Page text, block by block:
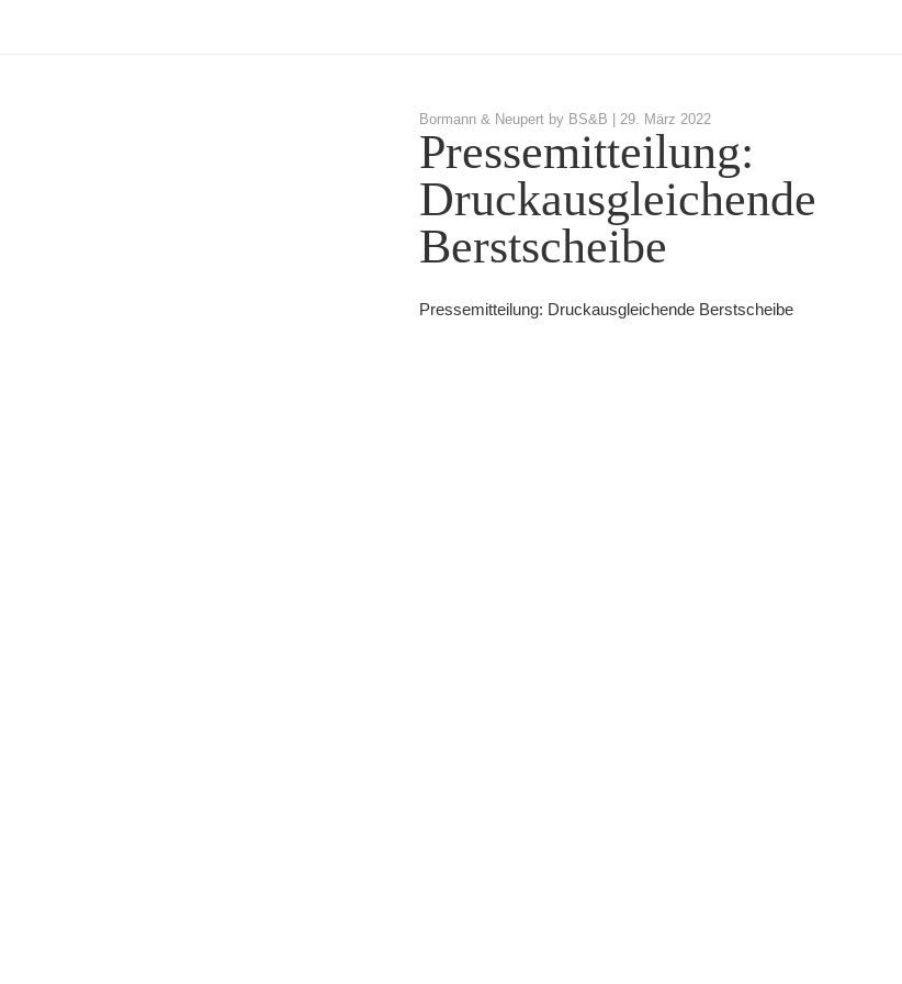
Bormann & Neupert by BS&B | 29. März 2022
Pressemitteilung:
Druckausgleichende
Berstscheibe
Pressemitteilung: Druckausgleichende Berstscheibe